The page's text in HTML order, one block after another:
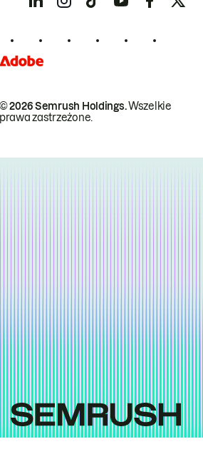
© 2026 Semrush Holdings.Wszelkie
prawa zastrzeżone.